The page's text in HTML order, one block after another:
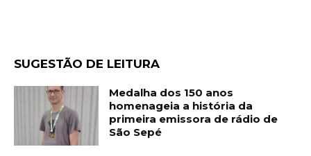
SUGESTÃO DE LEITURA
Medalha dos 150 anos
homenageia a história da
primeira emissora de rádio de
São Sepé